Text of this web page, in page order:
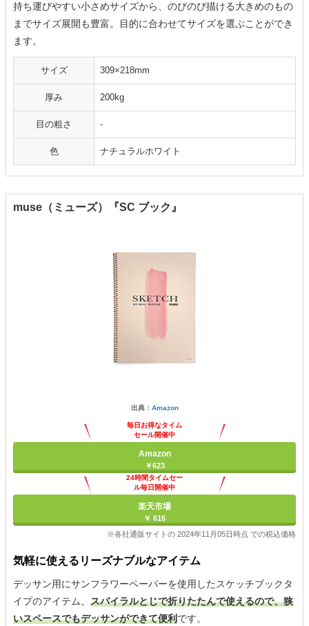
持ち運びやすい小さめサイズから、のびのび描ける大きめのもの
までサイズ展開も豊富。目的に合わせてサイズを選ぶことができ
ます。
サイズ 309×218mm
厚み 200kg
目の粗さ ‐
色 ナチュラルホワイト
muse（ミューズ）『SC ブック』
出典： Amazon
毎日お得なタイム
セール開催中
Amazon
￥623
24時間タイムセー
ル毎日開催中
楽天市場
￥ 616
※各社通販サイトの 2024年11月05日時点 での税込価格
気軽に使えるリーズナブルなアイテム
デッサン用にサンフラワーペーパーを使用したスケッチブックタ
イプのアイテム。 スパイラルとじで折りたたんで使えるので、狭
いスペースでもデッサンができて便利です。